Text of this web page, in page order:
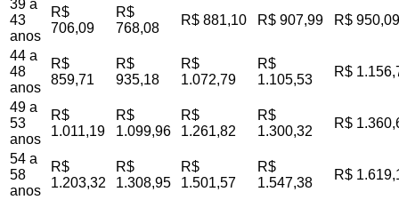
39 a
43
anos
R$
706,09
R$
768,08
R$ 881,10 R$ 907,99 R$ 950,09
44 a
48
anos
R$
859,71
R$
935,18
R$
1.072,79
R$
1.105,53
R$
49 a
53
anos
R$
1.011,19
R$
1.099,96
R$
1.261,82
R$
1.300,32
R$
54 a
58
anos
R$
1.203,32
R$
1.308,95
R$
1.501,57
R$
1.547,38
R$